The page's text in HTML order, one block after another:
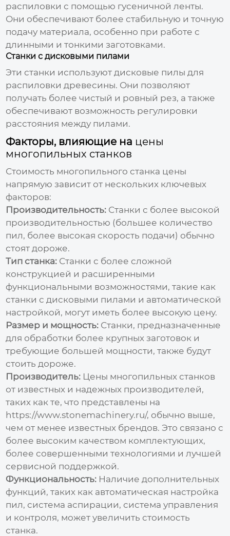
распиловки с помощью гусеничной ленты.
Они обеспечивают более стабильную и точную
подачу материала, особенно при работе с
длинными и тонкими заготовками.
Станки с дисковыми пилами
Эти станки используют дисковые пилы для
распиловки древесины. Они позволяют
получать более чистый и ровный рез, а также
обеспечивают возможность регулировки
расстояния между пилами.
Факторы, влияющие на цены
многопильных станков
Стоимость многопильного станка цены
напрямую зависит от нескольких ключевых
факторов:
Производительность: Станки с более высокой
производительностью (большее количество
пил, более высокая скорость подачи) обычно
стоят дороже.
Тип станка: Станки с более сложной
конструкцией и расширенными
функциональными возможностями, такие как
станки с дисковыми пилами и автоматической
настройкой, могут иметь более высокую цену.
Размер и мощность: Станки, предназначенные
для обработки более крупных заготовок и
требующие большей мощности, также будут
стоить дороже.
Производитель: Цены многопильных станков
от известных и надежных производителей,
таких как те, что представлены на
https://www.stonemachinery.ru/, обычно выше,
чем от менее известных брендов. Это связано с
более высоким качеством комплектующих,
более совершенными технологиями и лучшей
сервисной поддержкой.
Функциональность: Наличие дополнительных
функций, таких как автоматическая настройка
пил, система аспирации, система управления
и контроля, может увеличить стоимость
станка.